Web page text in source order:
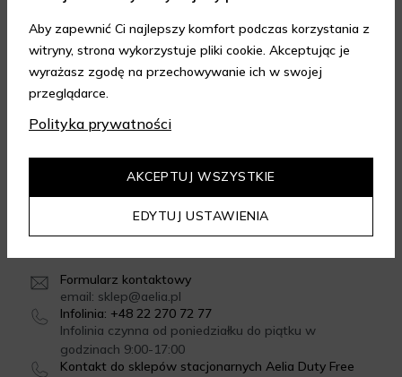
Formularz kontaktowy
email: sklep@aelia.pl
Infolinia: +48 22 270 72 77
Infolinia czynna od poniedziałku do piątku w
godzinach 9:00-17:00
Kontakt do sklepów stacjonarnych Aelia Duty Free
FORMY DOSTAWY
5.00
Aby zapewnić Ci najlepszy komfort podczas korzystania z
witryny, strona wykorzystuje pliki cookie. Akceptując je
wyrażasz zgodę na przechowywanie ich w swojej
przeglądarce.
Polityka prywatności
EDYTUJ USTAWIENIA
AKCEPTUJ WSZYSTKIE